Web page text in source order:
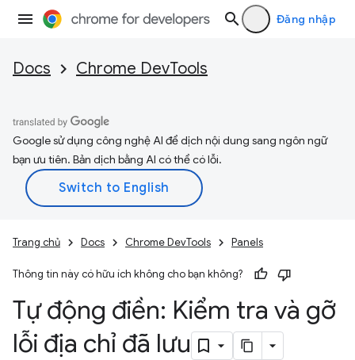
Đăng nhập
Docs Chrome DevTools
Google sử dụng công nghệ AI để dịch nội dung sang ngôn ngữ
bạn ưu tiên. Bản dịch bằng AI có thể có lỗi.
Trang chủ Docs Chrome DevTools Panels
Thông tin này có hữu ích không cho bạn không?
Tự động điền: Kiểm tra và gỡ
lỗi địa chỉ đã lưu